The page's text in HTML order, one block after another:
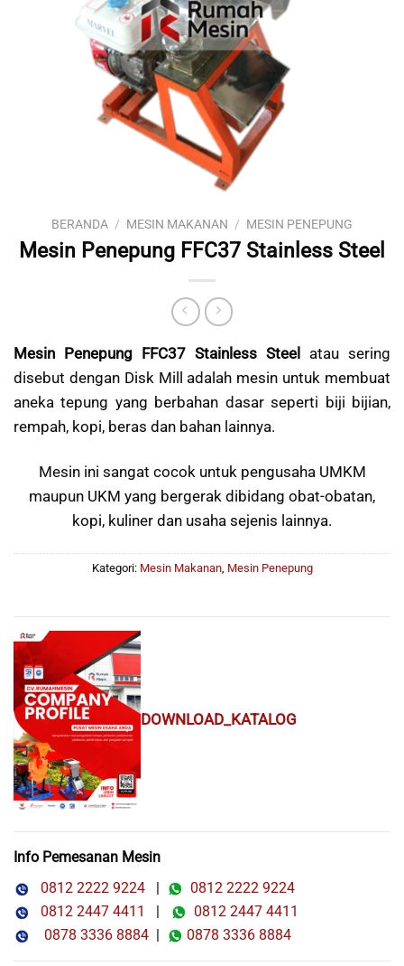
BERANDA / MESIN MAKANAN / MESIN PENEPUNG
Mesin Penepung FFC37 Stainless Steel
Mesin Penepung FFC37 Stainless Steel
atau sering
disebut dengan Disk Mill adalah mesin untuk membuat
aneka tepung yang berbahan dasar seperti biji bijian,
rempah, kopi, beras dan bahan lainnya.
Mesin ini sangat cocok untuk pengusaha UMKM
maupun UKM yang bergerak dibidang obat-obatan,
kopi, kuliner dan usaha sejenis lainnya.
Kategori: Mesin Makanan, Mesin Penepung
DOWNLOAD_KATALOG
Info Pemesanan Mesin
0812 2222 9224
0812 2222 9224
0812 2447 4411
0812 2447 4411
0878 3336 8884
0878 3336 8884